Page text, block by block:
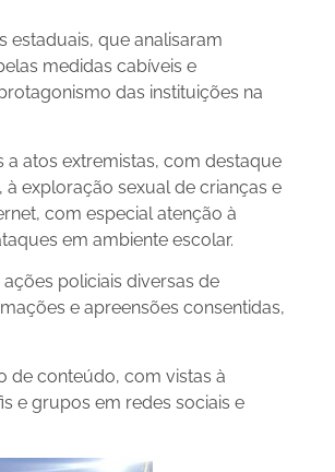
estaduais, que analisaram
medidas cabíveis e
das instituições na
atos extremistas, com destaque
exploração sexual de crianças e
com especial atenção à
em ambiente escolar.
policiais diversas de
e apreensões consentidas,
de conteúdo, com vistas à
e grupos em redes sociais e